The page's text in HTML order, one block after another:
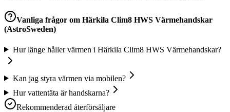
Vanliga frågor om Härkila Clim8 HWS Värmehandskar
(AstroSweden)
Hur länge håller värmen i Härkila Clim8 HWS Värmehandskar?
Kan jag styra värmen via mobilen?
Hur vattentäta är handskarna?
Rekommenderad återförsäljare